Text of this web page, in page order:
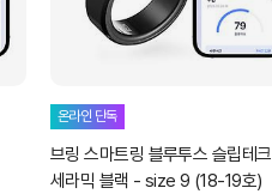
온라인 단독
브링 스마트링 블루투스 슬립테크
세라믹 블랙 - size 9 (18-19호)